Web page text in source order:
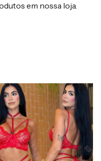
em nossa loja.